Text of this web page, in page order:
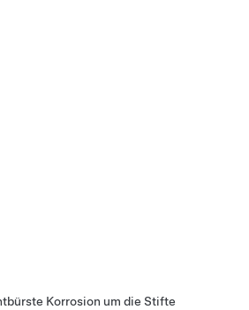
Korrosion um die Stifte